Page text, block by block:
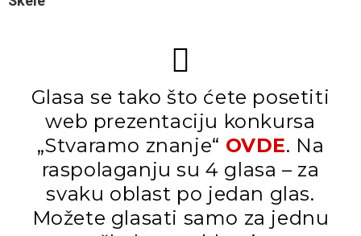
Glasa se tako što ćete posetiti
web prezentaciju konkursa
„Stvaramo znanje“ OVDE. Na
raspolaganju su 4 glasa – za
svaku oblast po jedan glas.
Možete glasati samo za jednu